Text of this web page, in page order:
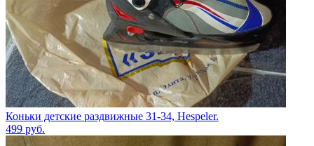
Коньки детские раздвижные 31-34, Hespeler.
499 руб.